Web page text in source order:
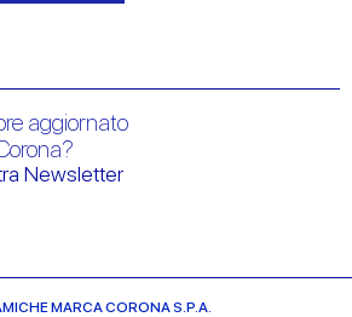
aggiornato
Newsletter
MARCA CORONA S.P.A.